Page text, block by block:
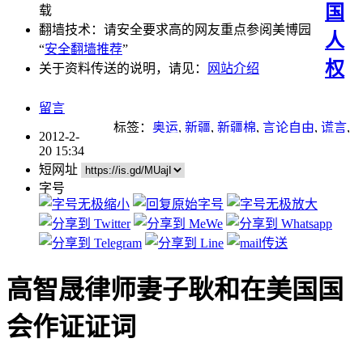
载
翻墙技术：请安全要求高的网友重点参阅美博园
“安全翻墙推荐”
关于资料传送的说明，请见：
网站介绍
国
人
权
留言
标签： 奥运, 新疆, 新疆棉, 言论自由, 谎言,
2012-2-
20 15:34
短网址
字号
高智晟律师妻子耿和在美国国
会作证证词